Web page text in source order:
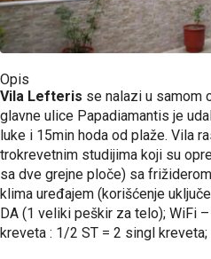
Opis
Vila Lefteris se nalazi u samom
glavne ulice Papadiamantis je
luke i 15min hoda od plaže. Vila
trokrevetnim studijima koji su
sa dve grejne ploče) sa
klima uređajem (korišćenje
DA (1 veliki peškir za telo); WiFi
kreveta : 1/2 ST = 2 singl